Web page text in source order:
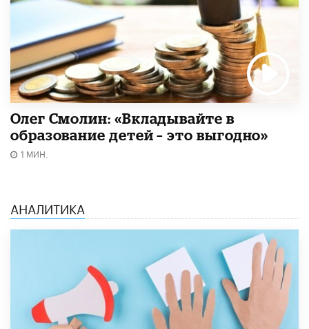
Олег Смолин: «Вкладывайте в
образование детей – это выгодно»
1 МИН.
АНАЛИТИКА